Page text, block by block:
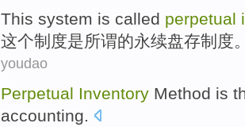
This system is called perpetual
这个制度是所谓的永续盘存制度
youdao
Perpetual Inventory Method is
accounting.